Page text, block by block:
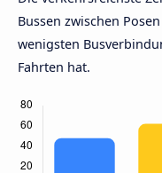
Bussen zwischen
wenigsten
Fahrten hat.